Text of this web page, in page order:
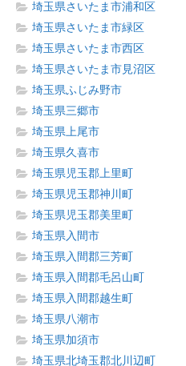
埼玉県さいたま市浦和区
埼玉県さいたま市緑区
埼玉県さいたま市西区
埼玉県さいたま市見沼区
埼玉県ふじみ野市
埼玉県三郷市
埼玉県上尾市
埼玉県久喜市
埼玉県児玉郡上里町
埼玉県児玉郡神川町
埼玉県児玉郡美里町
埼玉県入間市
埼玉県入間郡三芳町
埼玉県入間郡毛呂山町
埼玉県入間郡越生町
埼玉県八潮市
埼玉県加須市
埼玉県北埼玉郡北川辺町